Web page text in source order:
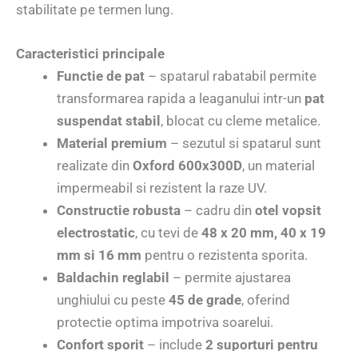
stabilitate pe termen lung.
Caracteristici principale
Functie de pat – spatarul rabatabil permite
transformarea rapida a leaganului intr-un pat
suspendat stabil , blocat cu cleme metalice.
Material premium – sezutul si spatarul sunt
realizate din Oxford 600x300D, un material
impermeabil si rezistent la raze UV.
Constructie robusta – cadru din otel vopsit
electrostatic, cu tevi de 48 x 20 mm, 40 x 19
mm si 16 mm pentru o rezistenta sporita.
Baldachin reglabil – permite ajustarea
unghiului cu peste 45 de grade, oferind
protectie optima impotriva soarelui.
Confort sporit – include 2 suporturi pentru